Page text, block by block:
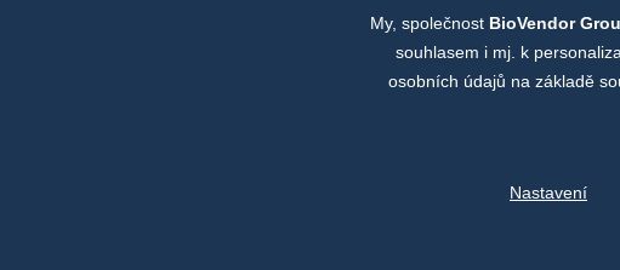
Společné projekty
My, společnost BioVendor
souhlasem i mj. k
osobních údajů na základě
Nastavení